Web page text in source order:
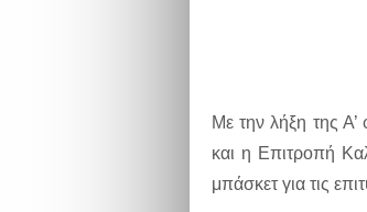
Με την λήξη της
και η Επιτροπή
μπάσκετ για τις